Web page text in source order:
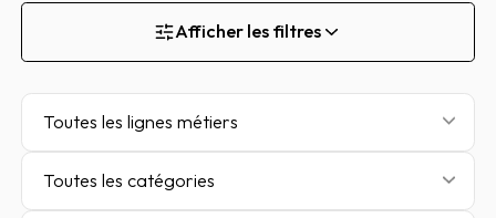
Afficher les filtres
Toutes les lignes métiers
Toutes les catégories